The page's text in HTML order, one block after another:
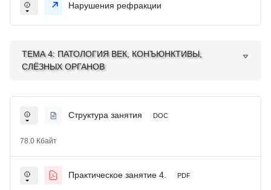
Нарушения рефракции
ТЕМА 4: ПАТОЛОГИЯ ВЕК, КОНЪЮНКТИВЫ,
СЛЁЗНЫХ ОРГАНОВ
Структура занятия DOC
78.0 Кбайт
Практическое занятие 4. PDF